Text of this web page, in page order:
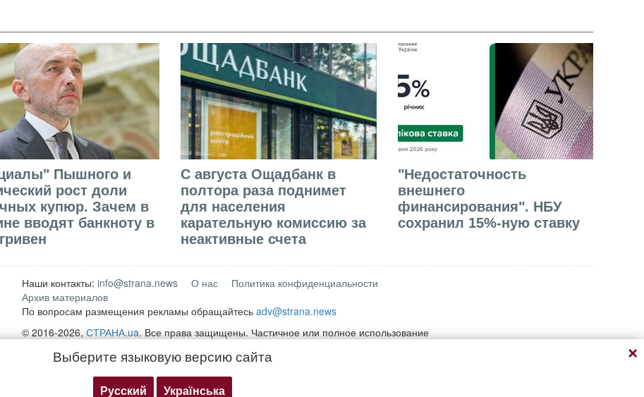
Пышного и
рост доли
купюр. Зачем в
вводят банкноту в
С августа Ощадбанк в
полтора раза поднимет
для населения
карательную комиссию за
неактивные счета
"Недостаточность
внешнего
финансирования". НБУ
сохранил 15%-ную ставку
Наши контакты: info@strana.news О нас
Политика конфиденциальности
Архив материалов
По вопросам размещения рекламы обращайтесь adv@strana.news
© 2016-2026, СТРАНА.ua. Все права защищены. Частичное или полное использование
открытой для поисковых систем гиперссылки на непосредственный адрес материала на
Любое копирование, публикация, перепечатка или воспроизведение информации,
Выберите языковую версию сайта
Русский Українська